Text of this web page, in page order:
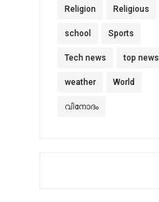
Religion Religious
school Sports
Tech news top news
weather World
വിനോദം